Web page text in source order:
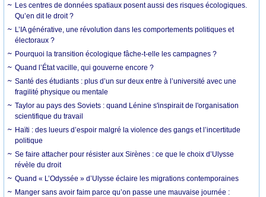
Les centres de données spatiaux posent aussi des risques écologiques.
Qu’en dit le droit ?
L’IA générative, une révolution dans les comportements politiques et
électoraux ?
Pourquoi la transition écologique fâche-t-elle les campagnes ?
Quand l’État vacille, qui gouverne encore ?
Santé des étudiants : plus d’un sur deux entre à l’université avec une
fragilité physique ou mentale
Taylor au pays des Soviets : quand Lénine s'inspirait de l'organisation
scientifique du travail
Haïti : des lueurs d’espoir malgré la violence des gangs et l’incertitude
politique
Se faire attacher pour résister aux Sirènes : ce que le choix d’Ulysse
révèle du droit
Quand « L’Odyssée » d’Ulysse éclaire les migrations contemporaines
Manger sans avoir faim parce qu’on passe une mauvaise journée :